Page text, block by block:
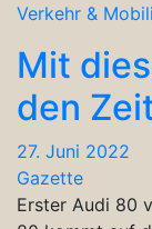
Verkehr &
Mit
den
27. Juni 2022
Gazette
Erster Audi 80